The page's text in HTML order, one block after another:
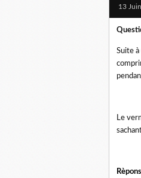
13
Suite
Le